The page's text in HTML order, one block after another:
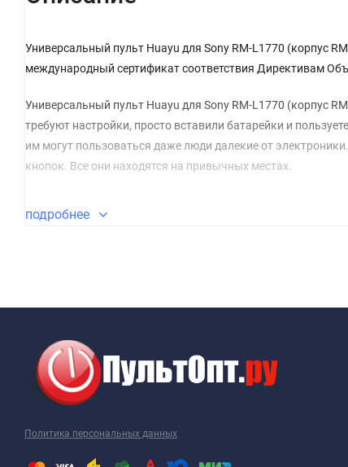
Универсальный пульт Huayu для Sony RM-L1770 (корпус
международный сертификат соответствия Директивам
Универсальный пульт Huayu для Sony RM-L1770 (корпус
требуют настройки, просто вставили батарейки и
им могут пользоваться даже люди далекие от
кнопок. Все они находятся на привычных местах.
подробнее
Политика персональных данных